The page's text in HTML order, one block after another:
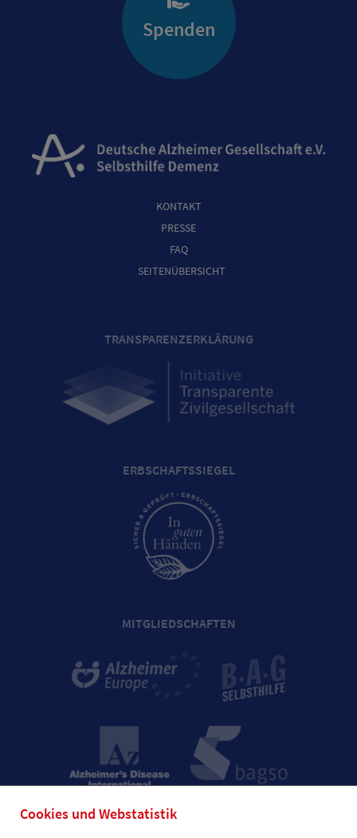
Cookies und Webstatistik
Spenden
KONTAKT
PRESSE
FAQ
SEITENÜBERSICHT
TRANSPARENZERKLÄRUNG
ERBSCHAFTSSIEGEL
MITGLIEDSCHAFTEN